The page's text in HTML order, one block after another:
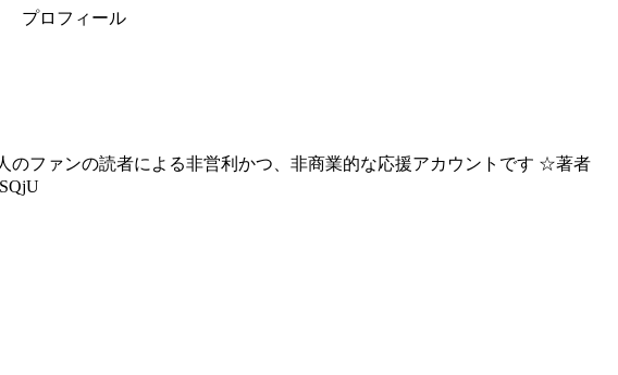
プロフィール
のファンの読者による非営利かつ、非商業的な応援アカウントです ☆著者